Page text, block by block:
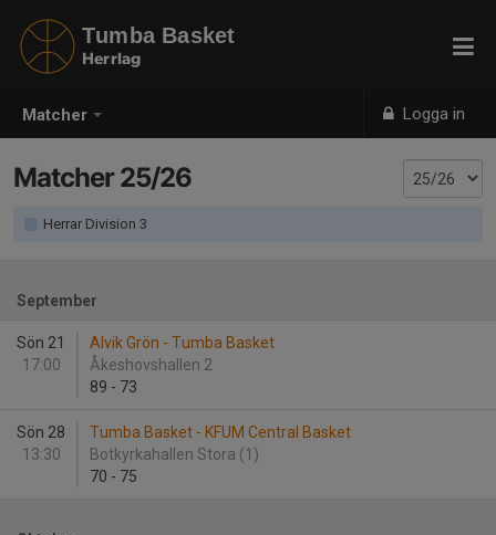
Matcher Logga in
Tumba Basket
Herrlag
Matcher 25/26
Herrar Division 3
September
Sön 21
17:00
Alvik Grön - Tumba Basket
Åkeshovshallen 2
89 - 73
Sön 28
13:30
Tumba Basket - KFUM Central Basket
Botkyrkahallen Stora (1)
70 - 75